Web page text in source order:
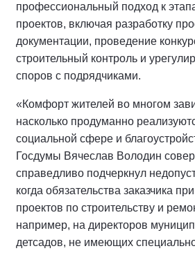
профессиональный подход к
проектов, включая разработку
документации, проведение
строительный контроль и
споров с подрядчиками.
«Комфорт жителей во многом
насколько продуманно
социальной сфере и
Госдумы Вячеслав Володин
справедливо подчеркнул
когда обязательства заказчика
проектов по строительству и
например, на директоров
детсадов, не имеющих